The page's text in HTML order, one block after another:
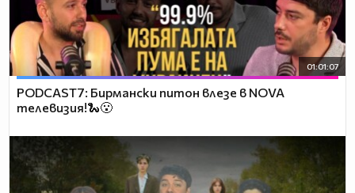
01:01:07
PODCAST7: Бирмански питон влезе в NOVA
телевизия!🐍😮